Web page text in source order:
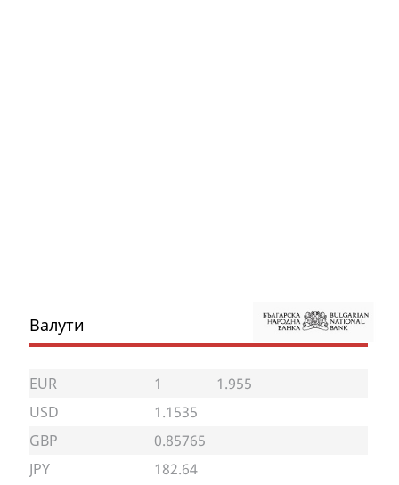
Валути
EUR 1
1.955
USD
1.1535
GBP
0.85765
JPY
182.64